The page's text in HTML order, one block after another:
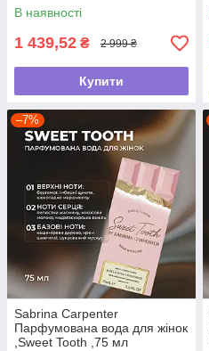
В наявності
1 439,52 ₴ 2 999 ₴
Купити
–7%
Sabrina Carpenter
Парфумована вода для жінок
,Sweet Tooth ,75 мл